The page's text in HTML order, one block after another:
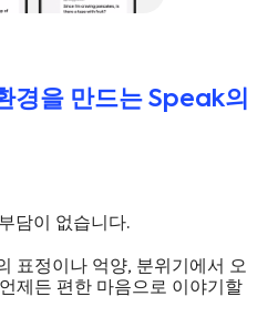
경을 만드는 Speak의
담이 없습니다.
표정이나 억양, 분위기에서 오
제든 편한 마음으로 이야기할